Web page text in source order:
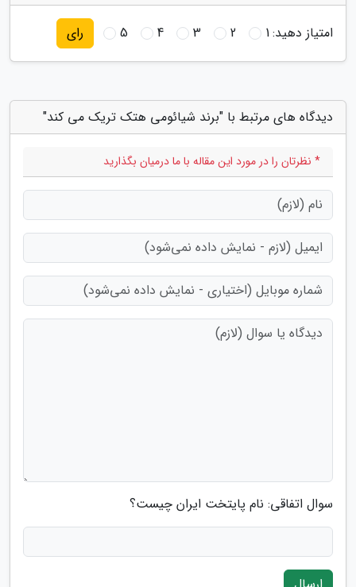
امتیاز دهید:1
2
3
4
5 رای
دیدگاه های مرتبط با "برند شیائومی هتک تریک می کند"
* نظرتان را در مورد این مقاله با ما درمیان بگذارید
سوال اتفاقی: نام پایتخت ایران چیست؟